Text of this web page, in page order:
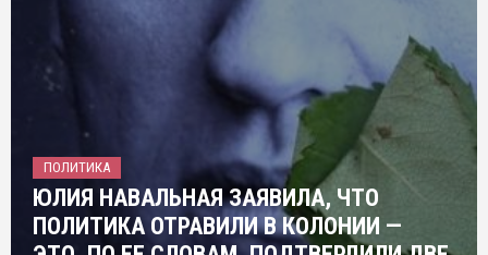
ПОЛИТИКА
ЮЛИЯ НАВАЛЬНАЯ ЗАЯВИЛА, ЧТО
ПОЛИТИКА ОТРАВИЛИ В КОЛОНИИ —